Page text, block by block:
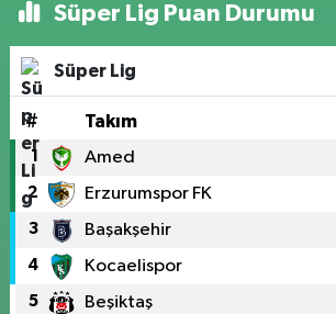
Süper Lig Puan Durumu
Süper Lig
# Takım
1 Amed
2 Erzurumspor FK
3 Başakşehir
4 Kocaelispor
5 Beşiktaş